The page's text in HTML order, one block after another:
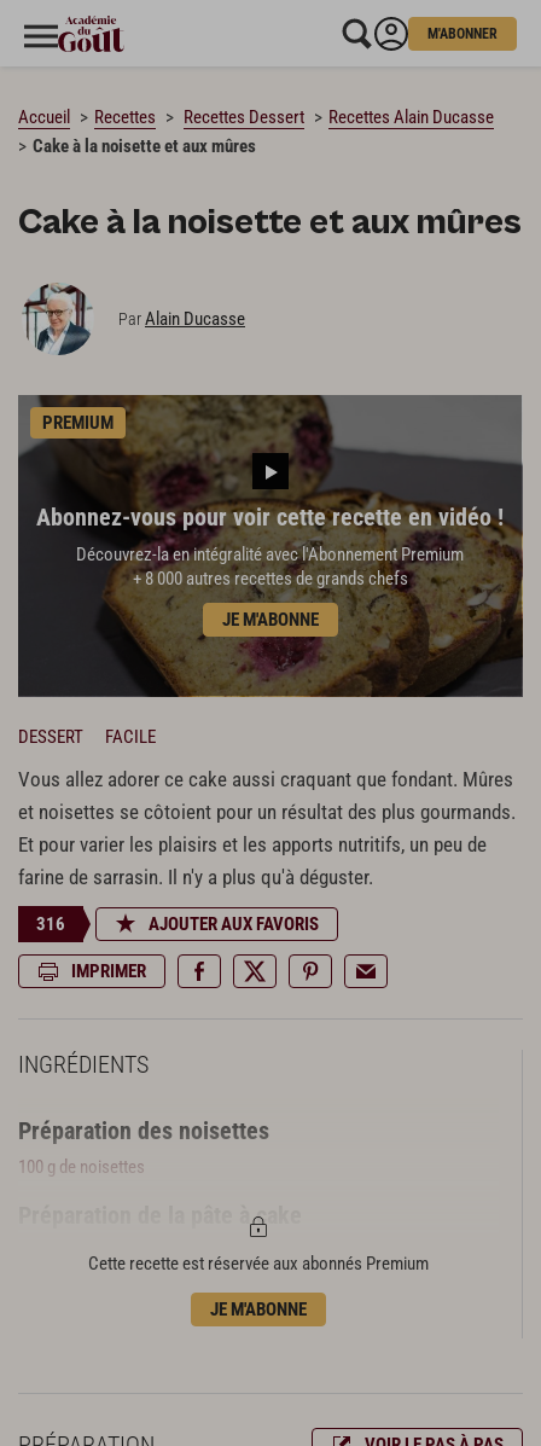
M'ABONNER
Accueil Recettes Recettes Dessert
Recettes Alain Ducasse
Cake à la noisette et aux mûres
Cake à la noisette et aux mûres
ParAlain Ducasse
PREMIUM
Abonnez-vous pour voir cette recette en vidéo !
Découvrez-la en intégralité avec l'Abonnement Premium
+ 8 000 autres recettes de grands chefs
JE M'ABONNE
DESSERT FACILE
Vous allez adorer ce cake aussi craquant que fondant. Mûres
et noisettes se côtoient pour un résultat des plus gourmands.
Et pour varier les plaisirs et les apports nutritifs, un peu de
farine de sarrasin. Il n'y a plus qu'à déguster.
316 AJOUTER AUX FAVORIS
IMPRIMER
INGRÉDIENTS
Préparation des noisettes
100 g de noisettes
Préparation de la pâte à cake
100 g de farine de sarrasin
Cette recette est réservée aux abonnés Premium
JE M'ABONNE
CHARGEMENT…